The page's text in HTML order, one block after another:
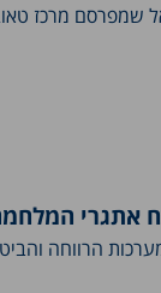
שמפרסם מרכז
אתגרי
הרווחה